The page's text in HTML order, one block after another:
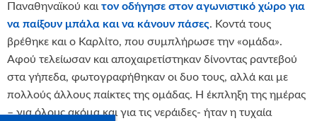
Παναθηναϊκού και τον οδήγησε στον αγωνιστικό χώρο για
να παίξουν μπάλα και να κάνουν πάσες. Κοντά τους
βρέθηκε και ο Καρλίτο, που συμπλήρωσε την «ομάδα».
Αφού τελείωσαν και αποχαιρετίστηκαν δίνοντας ραντεβού
στα γήπεδα, φωτογραφήθηκαν οι δυο τους, αλλά και με
πολλούς άλλους παίκτες της ομάδας. Η έκπληξη της ημέρας
– για όλους ακόμα και για τις νεράιδες- ήταν η τυχαία